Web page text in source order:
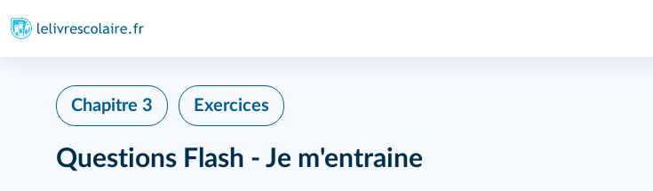
Chapitre 3 Exercices
Questions Flash - Je m'entraine